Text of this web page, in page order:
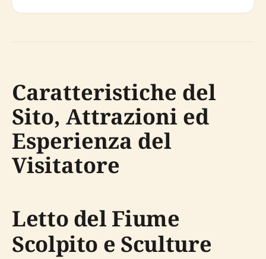
Caratteristiche del
Sito, Attrazioni ed
Esperienza del
Visitatore
Letto del Fiume
Scolpito e Sculture